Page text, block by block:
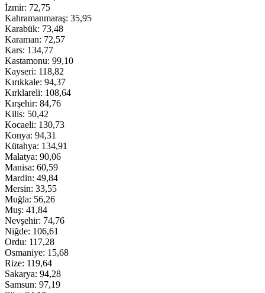
İzmir: 72,75
Kahramanmaraş: 35,95
Karabük: 73,48
Karaman: 72,57
Kars: 134,77
Kastamonu: 99,10
Kayseri: 118,82
Kırıkkale: 94,37
Kırklareli: 108,64
Kırşehir: 84,76
Kilis: 50,42
Kocaeli: 130,73
Konya: 94,31
Kütahya: 134,91
Malatya: 90,06
Manisa: 60,59
Mardin: 49,84
Mersin: 33,55
Muğla: 56,26
Muş: 41,84
Nevşehir: 74,76
Niğde: 106,61
Ordu: 117,28
Osmaniye: 15,68
Rize: 119,64
Sakarya: 94,28
Samsun: 97,19